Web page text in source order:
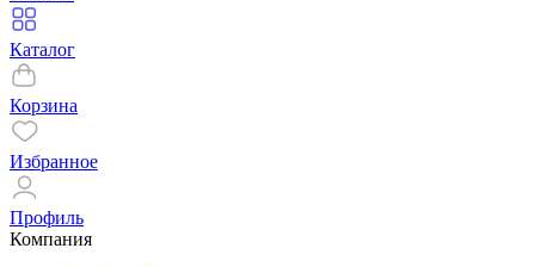
Каталог
Корзина
Избранное
Профиль
Компания